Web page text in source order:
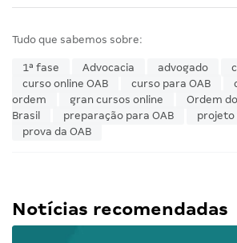
Tudo que sabemos sobre:
1ª fase Advocacia advogado
curso online OAB
curso para OAB
ordem
gran cursos online
Ordem
Brasil
preparação para OAB
projeto
prova da OAB
Notícias recomendadas